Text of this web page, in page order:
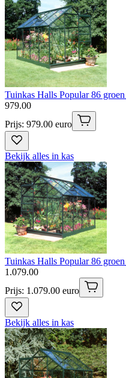
Tuinkas Halls Popular 86
979.00
Prijs: 979.00 euro
Bekijk alles in kas
Tuinkas Halls Popular 86
1 .079.00
Prijs: 1.079.00 euro
Bekijk alles in kas